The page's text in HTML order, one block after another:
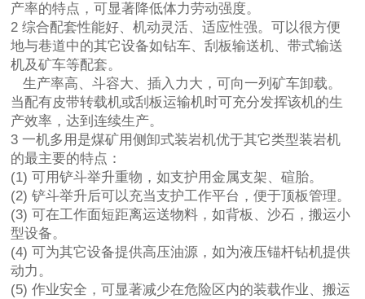
产率的特点，可显著降低体力劳动强度。
2 综合配套性能好、机动灵活、适应性强。可以很方便
地与巷道中的其它设备如钻车、刮板输送机、带式输送
机及矿车等配套。
生产率高、斗容大、插入力大，可向一列矿车卸载。
当配有皮带转载机或刮板运输机时可充分发挥该机的生
产效率，达到连续生产。
3 一机多用是煤矿用侧卸式装岩机优于其它类型装岩机
的最主要的特点：
(1) 可用铲斗举升重物，如支护用金属支架、碹胎。
(2) 铲斗举升后可以充当支护工作平台，便于顶板管理。
(3) 可在工作面短距离运送物料，如背板、沙石，搬运小
型设备。
(4) 可为其它设备提供高压油源，如为液压锚杆钻机提供
动力。
(5) 作业安全，可显著减少在危险区内的装载作业、搬运